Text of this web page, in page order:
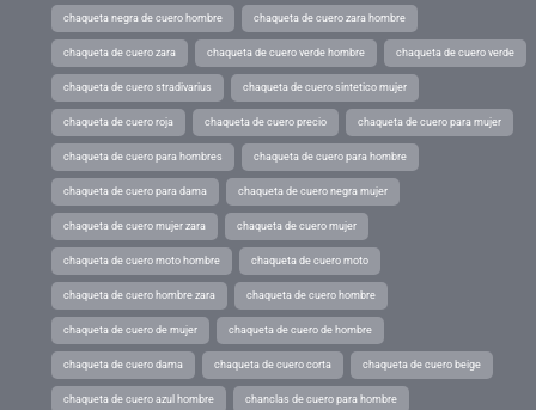
chaqueta negra de cuero hombre chaqueta de cuero zara hombre
chaqueta de cuero zara chaqueta de cuero verde hombre chaqueta de cuero verde
chaqueta de cuero stradivarius chaqueta de cuero sintetico mujer
chaqueta de cuero roja chaqueta de cuero precio chaqueta de cuero para mujer
chaqueta de cuero para hombres chaqueta de cuero para hombre
chaqueta de cuero para dama chaqueta de cuero negra mujer
chaqueta de cuero mujer zara chaqueta de cuero mujer
chaqueta de cuero moto hombre chaqueta de cuero moto
chaqueta de cuero hombre zara chaqueta de cuero hombre
chaqueta de cuero de mujer chaqueta de cuero de hombre
chaqueta de cuero dama chaqueta de cuero corta chaqueta de cuero beige
chaqueta de cuero azul hombre chanclas de cuero para hombre